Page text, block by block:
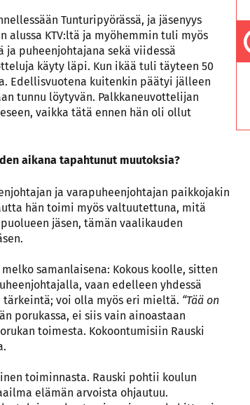
Tunturipyörässä, ja jäsenyys
alussa KTV:ltä ja myöhemmin tuli myös
ja puheenjohtajana sekä viidessä
käyty läpi. Kun ikää tuli täyteen 50
Edellisvuotena kuitenkin päätyi jälleen
tunnu löytyvän. Palkkaneuvottelijan
vaikka tätä ennen hän oli ollut
aikana tapahtunut muutoksia?
ja varapuheenjohtajan paikkojakin
hän toimi myös valtuutettuna, mitä
jäsen, tämän vaalikauden
samanlaisena: Kokous koolle, sitten
vaan edelleen yhdessä
voi olla myös eri mieltä. “Tää on
porukassa, ei siis vain ainoastaan
toimesta. Kokoontumisiin Rauski
toiminnasta. Rauski pohtii koulun
elämän arvoista ohjautuu.